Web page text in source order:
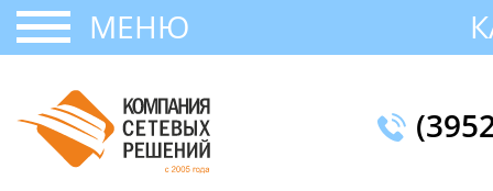
МЕНЮ